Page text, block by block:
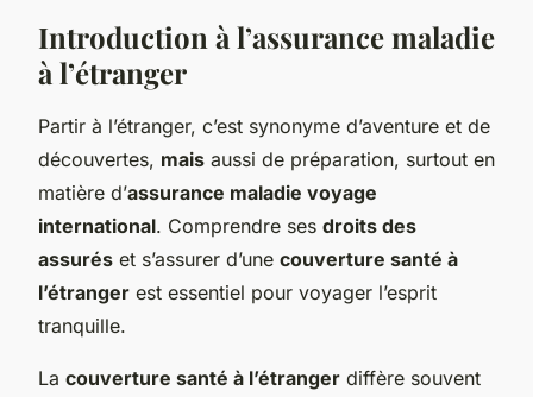
Introduction à l’assurance maladie
à l’étranger
Partir à l’étranger, c’est synonyme d’aventure et de
découvertes, mais aussi de préparation, surtout en
matière d’assurance maladie voyage
international. Comprendre ses droits des
assurés et s’assurer d’une couverture santé à
l’étranger est essentiel pour voyager l’esprit
tranquille.
La couverture santé à l’étranger diffère souvent